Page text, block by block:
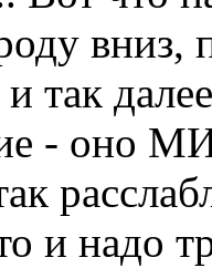
вниз,
так
- оно
и надо